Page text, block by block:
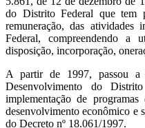
do Distrito Federal que tem
remuneração, das atividades
Federal, compreendendo a
disposição, incorporação,
A partir de 1997, passou a
Desenvolvimento do
implementação de
desenvolvimento econômico e
do Decreto nº 18.061/1997.